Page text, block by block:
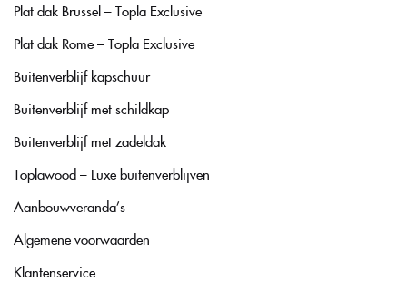
Plat dak Brussel – Topla Exclusive
Plat dak Rome – Topla Exclusive
Buitenverblijf kapschuur
Buitenverblijf met schildkap
Buitenverblijf met zadeldak
Toplawood – Luxe buitenverblijven
Aanbouwveranda’s
Algemene voorwaarden
Klantenservice